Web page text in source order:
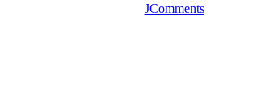
JComments